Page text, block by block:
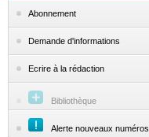
Abonnement
Demande d'informations
Ecrire à la rédaction
Bibliothèque
Alerte nouveaux numéros